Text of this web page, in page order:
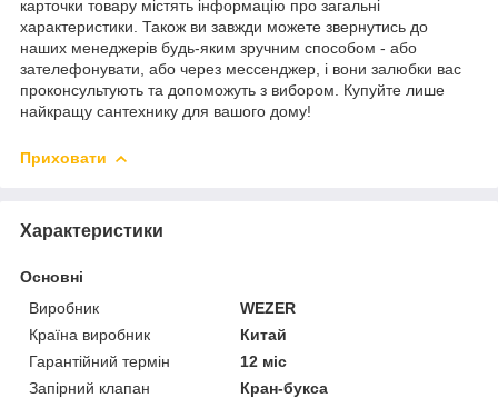
карточки товару містять інформацію про загальні
характеристики. Також ви завжди можете звернутись до
наших менеджерів будь-яким зручним способом - або
зателефонувати, або через мессенджер, і вони залюбки вас
проконсультують та допоможуть з вибором. Купуйте лише
найкращу сантехнику для вашого дому!
Приховати
Характеристики
Основні
Виробник
WEZER
Країна виробник
Китай
Гарантійний термін
12 міс
Запірний клапан
Кран-букса